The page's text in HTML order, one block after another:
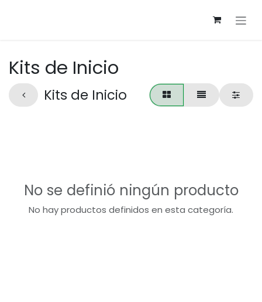
Kits de Inicio
Kits de Inicio
No se definió ningún producto
No hay productos definidos en esta categoría.